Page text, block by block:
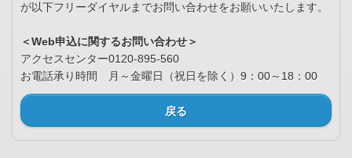
が以下フリーダイヤルまでお問い合わせをお願いいたします。
＜Web申込に関するお問い合わせ＞
アクセスセンター0120-895-560
お電話承り時間 月～金曜日（祝日を除く）9：00～18：00
戻る